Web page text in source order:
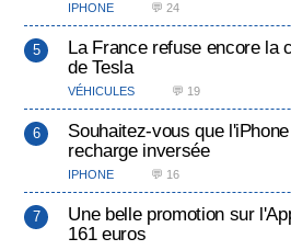
IPHONE 💬 24
La France refuse encore la
de Tesla
VÉHICULES 💬 19
Souhaitez-vous que
recharge inversée
IPHONE 💬 16
Une belle promotion sur
161 euros